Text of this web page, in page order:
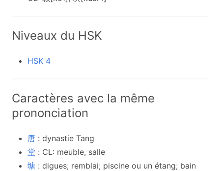
Niveaux du HSK
HSK 4
Caractères avec la même
prononciation
唐 : dynastie Tang
堂 : CL: meuble, salle
塘 : digues; remblai; piscine ou un étang; bain